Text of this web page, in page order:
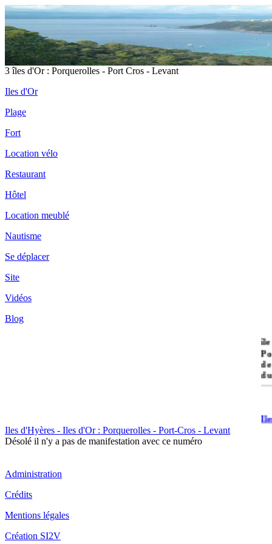
3 îles d'Or : Porquerolles - Port Cros - Levant
Iles d'Or
Plage
Fort
Location vélo
Restaurant
Hôtel
Location meublé
Nautisme
Se déplacer
Site
Vidéos
Blog
île
Iles d'Hyères - Iles d'Or : Porquerolles - Port-Cros - Levant
Désolé il n'y a pas de manifestation avec ce numéro
Administration
Crédits
Mentions légales
Création SI2V